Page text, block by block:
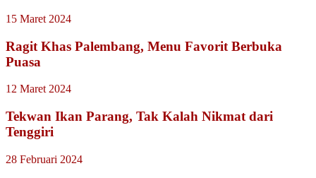
15 Maret 2024
Ragit Khas Palembang, Menu Favorit Berbuka
Puasa
12 Maret 2024
Tekwan Ikan Parang, Tak Kalah Nikmat dari
Tenggiri
28 Februari 2024